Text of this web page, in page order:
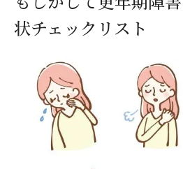
状チェックリスト